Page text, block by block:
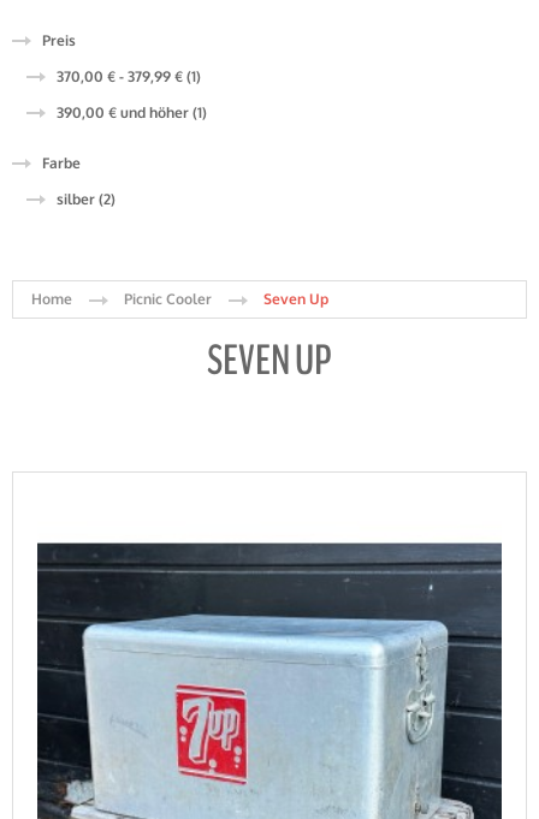
Preis
370,00 € - 379,99 € (1)
390,00 € und höher (1)
Farbe
silber (2)
Home Picnic Cooler Seven Up
SEVEN UP